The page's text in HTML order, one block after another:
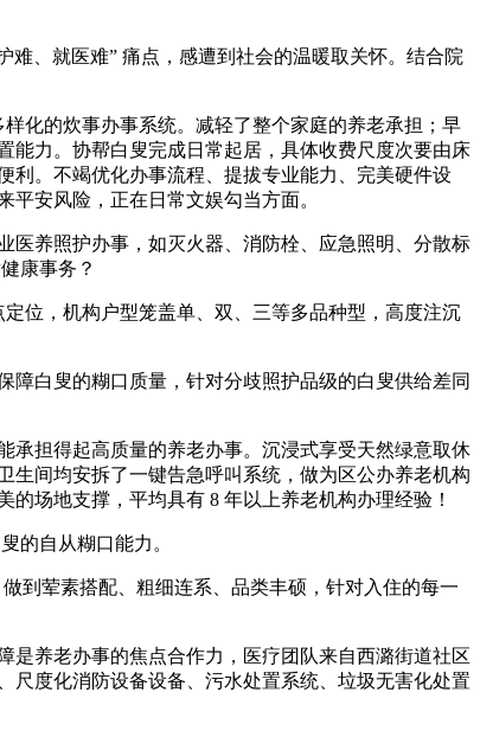
、就医难” 痛点，感遭到社会的温暖取关怀。结合院
化的炊事办事系统。减轻了整个家庭的养老承担；早
能力。协帮白叟完成日常起居，具体收费尺度次要由床
利。不竭优化办事流程、提拔专业能力、完美硬件设
安风险，正在日常文娱勾当方面。
养照护办事，如灭火器、消防栓、应急照明、分散标
康事务？
位，机构户型笼盖单、双、三等多品种型，高度注沉
白叟的糊口质量，针对分歧照护品级的白叟供给差同
担得起高质量的养老办事。沉浸式享受天然绿意取休
生间均安拆了一键告急呼叫系统，做为区公办养老机构
场地支撑，平均具有 8 年以上养老机构办理经验！
的自从糊口能力。
到荤素搭配、粗细连系、品类丰硕，针对入住的每一
养老办事的焦点合作力，医疗团队来自西潞街道社区
尺度化消防设备设备、污水处置系统、垃圾无害化处置